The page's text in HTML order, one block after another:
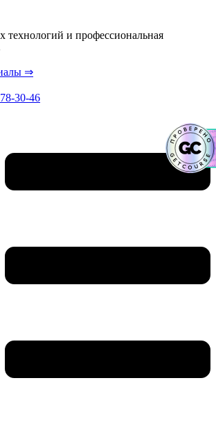
и профессиональная
⇒
30-46